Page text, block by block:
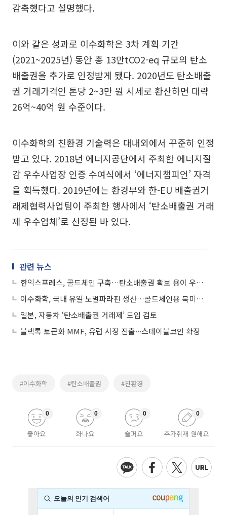
감축했다고 설명했다.
이와 같은 성과로 이수화학은 3차 계획 기간
(2021~2025년) 동안 총 13만tCO2-eq 규모의 탄소
배출권을 추가로 인정받게 됐다. 2020년도 탄소배출
권 거래가격인 톤당 2~3만 원 시세로 환산하면 대략
26억~40억 원 수준이다.
이수화학의 친환경 기술력은 대내외에서 꾸준히 인정
받고 있다. 2018년 에너지공단에서 주최한 에너지절
감 우수사업장 인증 수여식에서 ‘에너지챔피언’ 자격
을 획득했다. 2019년에는 환경부와 한-EU 배출권거
래제협력사업팀이 주최한 행사에서 ‘탄소배출권 거래
제 우수업체’로 선정된 바 있다.
관련 뉴스
한익스프레스, 콜드체인 구축…탄소배출권 확보 용이 우드펠릿 기대감 ‘UP’
이수화학, 국내 유일 노멀파라핀 생산…콜드체인용 북미지역에 공급
일본, 자동차 ‘탄소배출권 거래제’ 도입 검토
블랙록 토큰화 MMF, 유럽 시장 진출∙∙∙스테이블코인 확장
#이수화학 #탄소배출권 #친환경
좋아요
0
화나요
0
슬퍼요
0
추가취재 원해요
0